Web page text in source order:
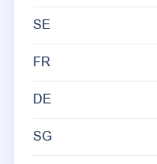
SE
FR
DE
SG